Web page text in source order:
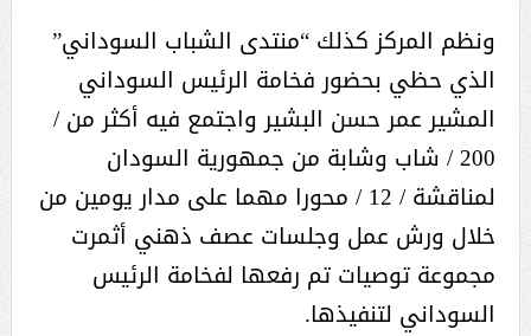
ونظم المركز كذلك “منتدى الشباب السوداني”
الذي حظي بحضور فخامة الرئيس السوداني
المشير عمر حسن البشير واجتمع فيه أكثر من /
200 / شاب وشابة من جمهورية السودان
لمناقشة / 12 / محورا مهما على مدار يومين من
خلال ورش عمل وجلسات عصف ذهني أثمرت
مجموعة توصيات تم رفعها لفخامة الرئيس
السوداني لتنفيذها.